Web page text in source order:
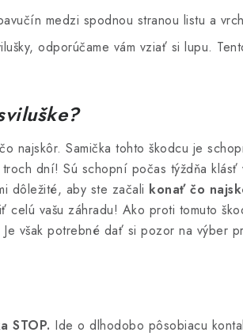
medzi spodnou stranou listu a
odporúčame vám vziať si lupu.
najskôr. Samička tohto škodcu je
dní! Sú schopní počas týždňa klásť
dôležité, aby ste začali konať čo
celú vašu záhradu! Ako proti tomuto
však potrebné dať si pozor na výber
STOP. Ide o dlhodobo pôsobiacu